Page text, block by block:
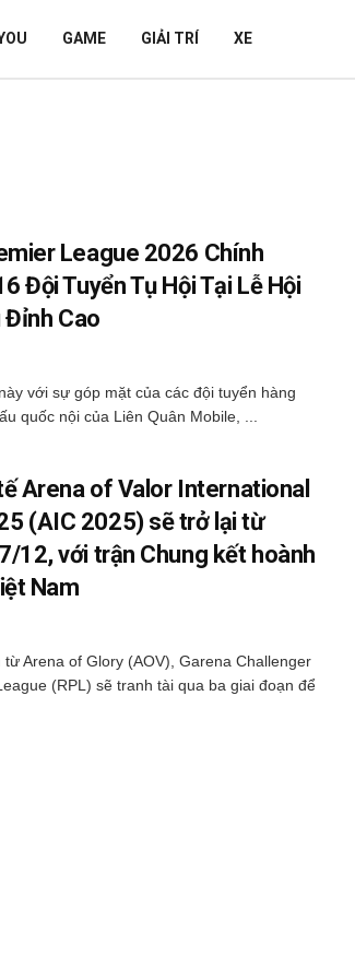
GAME GIẢI TRÍ XE
League 2026 Chính
Đội Tuyển Tụ Hội Tại Lễ Hội
Đỉnh Cao
với sự góp mặt của các đội tuyển hàng
quốc nội của Liên Quân Mobile, ...
Arena of Valor International
(AIC 2025) sẽ trở lại từ
12, với trận Chung kết hoành
Nam
Arena of Glory (AOV), Garena Challenger
(RPL) sẽ tranh tài qua ba giai đoạn để